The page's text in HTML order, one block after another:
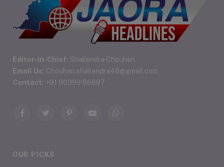
Editor-in-Chief: Shailendra Chouhan
Email Us: Chouhan.shailendra48@gmail.com
Contact: +91 90399 86687
FacebookTwitterPinterestYouTubeWhatsApp
OUR PICKS